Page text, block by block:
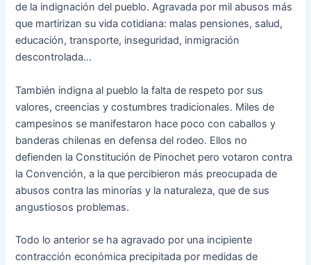
de la indignación del pueblo. Agravada por mil abusos más
que martirizan su vida cotidiana: malas pensiones, salud,
educación, transporte, inseguridad, inmigración
descontrolada…
También indigna al pueblo la falta de respeto por sus
valores, creencias y costumbres tradicionales. Miles de
campesinos se manifestaron hace poco con caballos y
banderas chilenas en defensa del rodeo. Ellos no
defienden la Constitución de Pinochet pero votaron contra
la Convención, a la que percibieron más preocupada de
abusos contra las minorías y la naturaleza, que de sus
angustiosos problemas.
Todo lo anterior se ha agravado por una incipiente
contracción económica precipitada por medidas de